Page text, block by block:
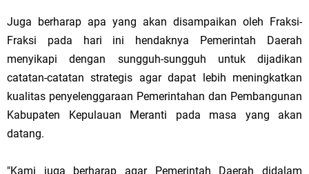
Juga berharap apa yang akan disampaikan oleh Fraksi-
Fraksi pada hari ini hendaknya Pemerintah Daerah
menyikapi dengan sungguh-sungguh untuk dijadikan
catatan-catatan strategis agar dapat lebih meningkatkan
kualitas penyelenggaraan Pemerintahan dan Pembangunan
Kabupaten Kepulauan Meranti pada masa yang akan
datang.
"Kami juga berharap agar Pemerintah Daerah didalam